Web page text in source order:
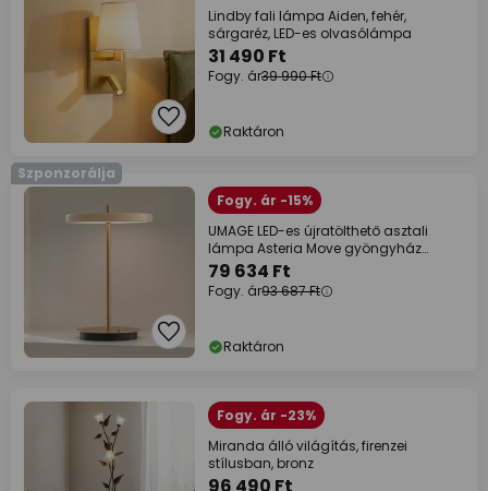
Lindby fali lámpa Aiden, fehér,
sárgaréz, LED-es olvasólámpa
31 490 Ft
Fogy. ár39 990 Ft
Raktáron
Szponzorálja
Fogy. ár -15%
UMAGE LED-es újratölthető asztali
lámpa Asteria Move gyöngyház
fehér/réz 31cm
79 634 Ft
Fogy. ár93 687 Ft
Raktáron
Fogy. ár -23%
Miranda álló világítás, firenzei
stílusban, bronz